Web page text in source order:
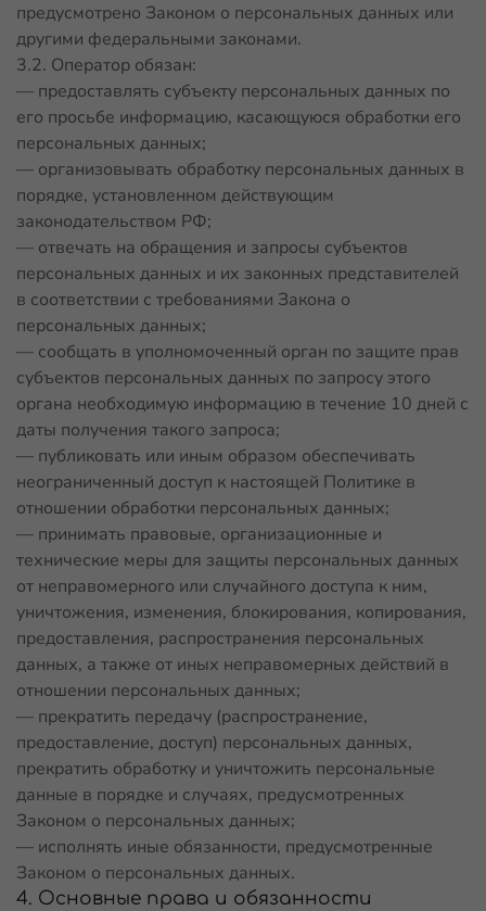
предусмотрено Законом о персональных данных или
другими федеральными законами.
3.2. Оператор обязан:
— предоставлять субъекту персональных данных по
его просьбе информацию, касающуюся обработки его
персональных данных;
— организовывать обработку персональных данных в
порядке, установленном действующим
законодательством РФ;
— отвечать на обращения и запросы субъектов
персональных данных и их законных представителей
в соответствии с требованиями Закона о
персональных данных;
— сообщать в уполномоченный орган по защите прав
субъектов персональных данных по запросу этого
органа необходимую информацию в течение 10 дней с
даты получения такого запроса;
— публиковать или иным образом обеспечивать
неограниченный доступ к настоящей Политике в
отношении обработки персональных данных;
— принимать правовые, организационные и
технические меры для защиты персональных данных
от неправомерного или случайного доступа к ним,
уничтожения, изменения, блокирования, копирования,
предоставления, распространения персональных
данных, а также от иных неправомерных действий в
отношении персональных данных;
— прекратить передачу (распространение,
предоставление, доступ) персональных данных,
прекратить обработку и уничтожить персональные
данные в порядке и случаях, предусмотренных
Законом о персональных данных;
— исполнять иные обязанности, предусмотренные
Законом о персональных данных.
4. Основные права и обязанности